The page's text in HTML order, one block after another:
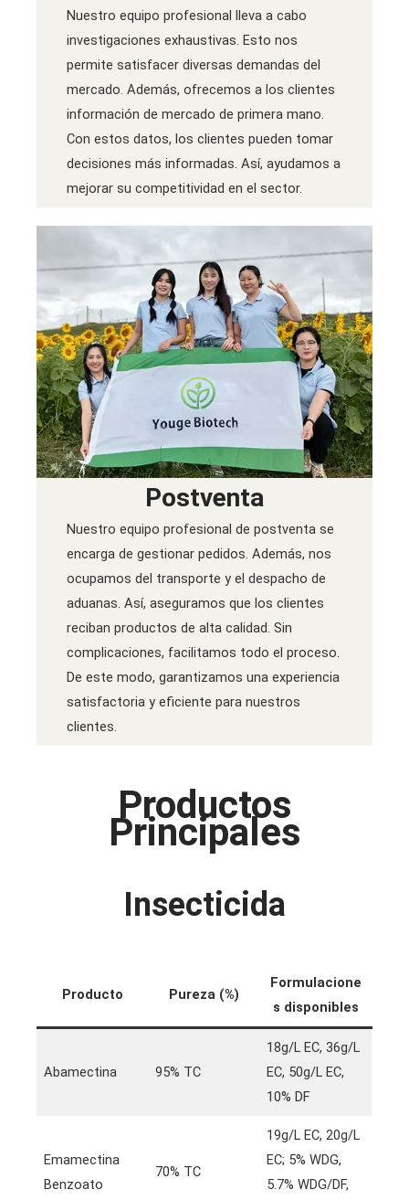
Nuestro equipo profesional lleva a cabo
investigaciones exhaustivas. Esto nos
permite satisfacer diversas demandas del
mercado. Además, ofrecemos a los clientes
información de mercado de primera mano.
Con estos datos, los clientes pueden tomar
decisiones más informadas. Así, ayudamos a
mejorar su competitividad en el sector.
Postventa
Nuestro equipo profesional de postventa se
encarga de gestionar pedidos. Además, nos
ocupamos del transporte y el despacho de
aduanas. Así, aseguramos que los clientes
reciban productos de alta calidad. Sin
complicaciones, facilitamos todo el proceso.
De este modo, garantizamos una experiencia
satisfactoria y eficiente para nuestros
clientes.
Productos
Principales
Insecticida
Producto Pureza (%)
Formulacione
s disponibles
Abamectina 95% TC
18g/L EC, 36g/L
EC, 50g/L EC,
10% DF
Emamectina
Benzoato
70% TC
19g/L EC, 20g/L
EC; 5% WDG,
5.7% WDG/DF,